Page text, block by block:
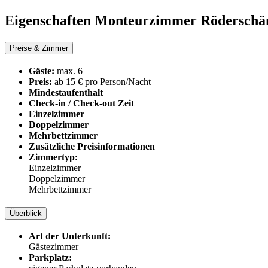
Eigenschaften Monteurzimmer
Preise & Zimmer
Gäste: max. 6
Preis: ab 15 € pro Person/Nacht
Mindestaufenthalt
Check-in / Check-out Zeit
Einzelzimmer
Doppelzimmer
Mehrbettzimmer
Zusätzliche Preisinformationen
Zimmertyp:
Einzelzimmer
Doppelzimmer
Mehrbettzimmer
Überblick
Art der Unterkunft:
Gästezimmer
Parkplatz: